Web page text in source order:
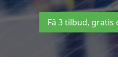
Få 3 tilbud,